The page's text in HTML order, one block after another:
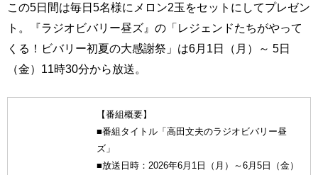
この5日間は毎日5名様にメロン2玉をセットにしてプレゼン
ト。『ラジオビバリー昼ズ』の「レジェンドたちがやって
くる！ビバリー初夏の大感謝祭」は6月1日（月）～ 5日
（金）11時30分から放送。
【番組概要】
■番組タイトル「高田文夫のラジオビバリー昼
ズ」
■放送日時：2026年6月1日（月）～6月5日（金）